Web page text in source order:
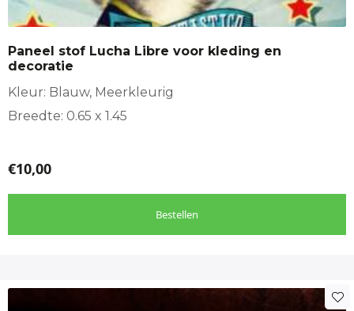
Paneel stof Lucha Libre voor kleding en
decoratie
Kleur: Blauw, Meerkleurig
Breedte: 0.65 x 1.45
€10,00
Bestellen